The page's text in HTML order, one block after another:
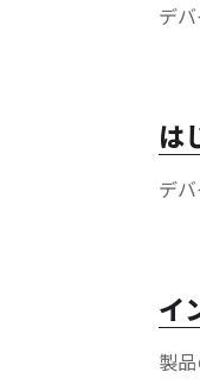
デ
は
デ
イ
製